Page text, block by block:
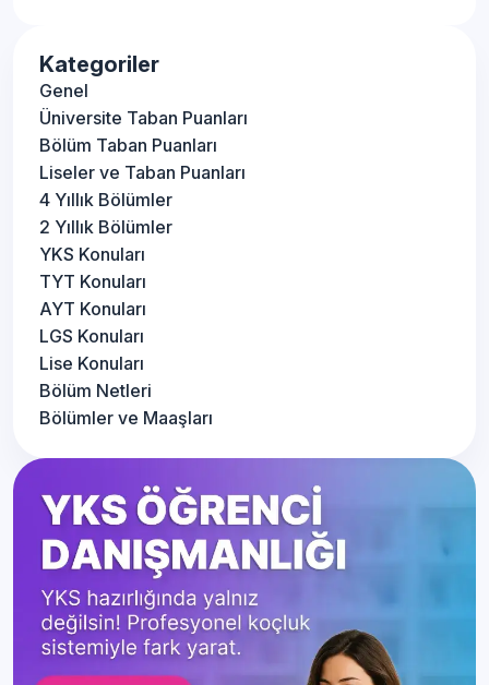
Kategoriler
Genel
Üniversite Taban Puanları
Bölüm Taban Puanları
Liseler ve Taban Puanları
4 Yıllık Bölümler
2 Yıllık Bölümler
YKS Konuları
TYT Konuları
AYT Konuları
LGS Konuları
Lise Konuları
Bölüm Netleri
Bölümler ve Maaşları